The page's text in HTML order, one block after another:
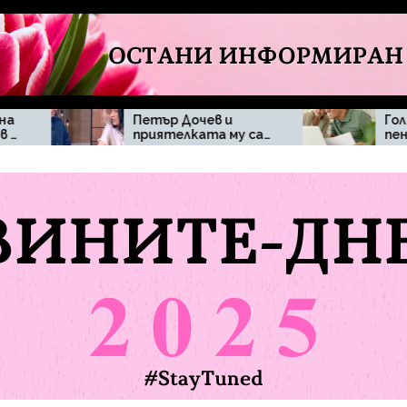
Петър Дочев и
приятелката му са
се разделили,
Голям брой
пенсионери могат
да бъдат